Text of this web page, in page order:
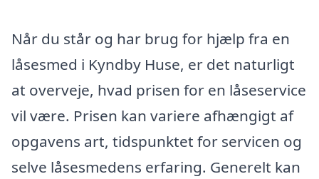
Når du står og har brug for hjælp fra en
låsesmed i Kyndby Huse, er det naturligt
at overveje, hvad prisen for en låseservice
vil være. Prisen kan variere afhængigt af
opgavens art, tidspunktet for servicen og
selve låsesmedens erfaring. Generelt kan